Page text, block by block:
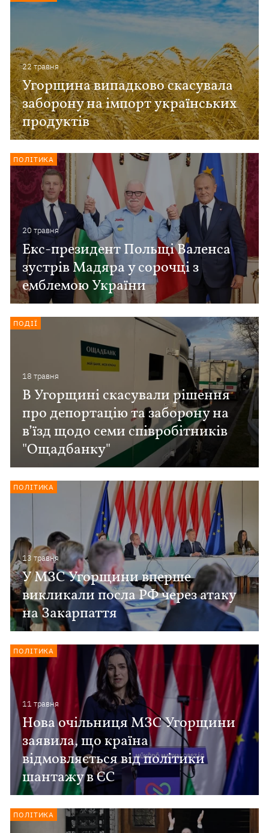
22 травня
Угорщина випадково скасувала
заборону на імпорт українських
продуктів
20 травня
Екс-президент Польщі Валенса
зустрів Мадяра у сорочці з
емблемою України
ПОЛІТИКА
18 травня
В Угорщині скасували рішення
про депортацію та заборону на
в’їзд щодо семи співробітників
"Ощадбанку"
ПОДІЇ
13 травня
У МЗС Угорщини вперше
викликали посла РФ через атаку
на Закарпаття
ПОЛІТИКА
11 травня
Нова очільниця МЗС Угорщини
заявила, що країна
відмовляється від політики
шантажу в ЄС
ПОЛІТИКА
ПОЛІТИКА